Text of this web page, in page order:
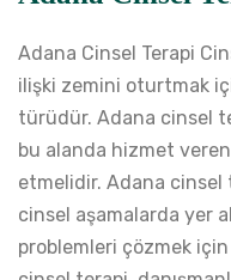
Adana Cinsel Terapi
ilişki zemini oturtmak
türüdür. Adana cinsel
bu alanda hizmet
etmelidir. Adana cinsel
cinsel aşamalarda yer
problemleri çözmek